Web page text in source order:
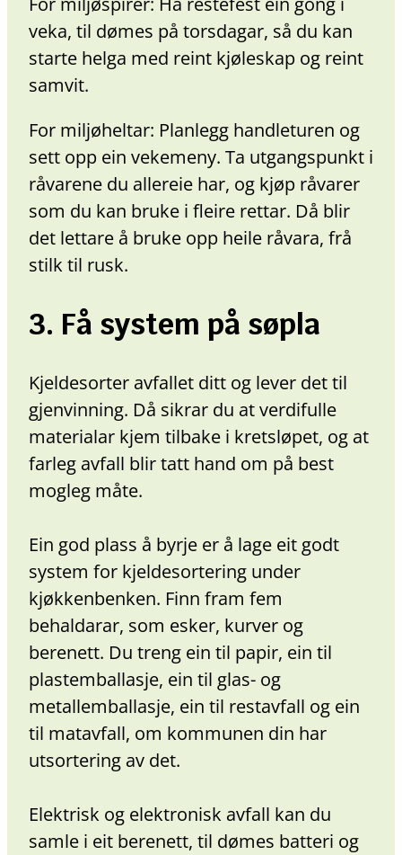
veka, til dømes på torsdagar, så du kan
starte helga med reint kjøleskap og reint
samvit.
For miljøheltar: Planlegg handleturen og
sett opp ein vekemeny. Ta utgangspunkt i
råvarene du allereie har, og kjøp råvarer
som du kan bruke i fleire rettar. Då blir
det lettare å bruke opp heile råvara, frå
stilk til rusk.
3. Få system på søpla
Kjeldesorter avfallet ditt og lever det til
gjenvinning. Då sikrar du at verdifulle
materialar kjem tilbake i kretsløpet, og at
farleg avfall blir tatt hand om på best
mogleg måte.
Ein god plass å byrje er å lage eit godt
system for kjeldesortering under
kjøkkenbenken. Finn fram fem
behaldarar, som esker, kurver og
berenett. Du treng ein til papir, ein til
plastemballasje, ein til glas- og
metallemballasje, ein til restavfall og ein
til matavfall, om kommunen din har
utsortering av det.
Elektrisk og elektronisk avfall kan du
samle i eit berenett, til dømes batteri og